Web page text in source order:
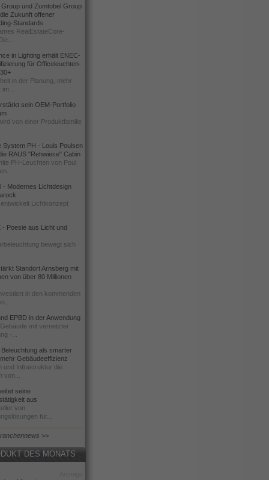
und Zumtobel Group
Zukunft offener
Standards
RealEstateCore-
in Lighting erhält ENEC-
für Officeleuchten-
in der Planung, mehr
sein OEM-Portfolio
von einer Produktfamilie
System PH - Louis Poulsen
RAUS "Rehwiese" Cabin
PH-Leuchten von Poul
- Modernes Lichtdesign
Lichtkonzept
- Poesie aus Licht und
bewegt sich
Standort Arnsberg mit
von über 80 Millionen
in den kommenden
EPBD in der Anwendung
mit vernetzter
-...
als smarter
Gebäudeeffizienz
und Infrastruktur die
von...
seine
aus
von
für...
>>
DES MONATS